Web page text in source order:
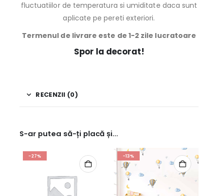
fluctuatiilor de temperatura si umiditate daca sunt
aplicate pe pereti exteriori.
Termenul de livrare este de 1-2 zile lucratoare
Spor la decorat!
RECENZII (0)
S-ar putea să-ți placă și…
-27% -13%